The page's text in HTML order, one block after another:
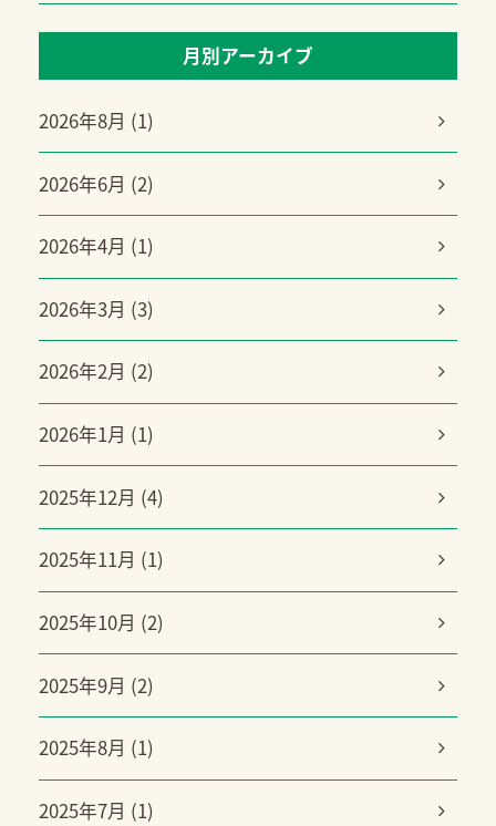
月別アーカイブ
2026年8月 (1)
2026年6月 (2)
2026年4月 (1)
2026年3月 (3)
2026年2月 (2)
2026年1月 (1)
2025年12月 (4)
2025年11月 (1)
2025年10月 (2)
2025年9月 (2)
2025年8月 (1)
2025年7月 (1)